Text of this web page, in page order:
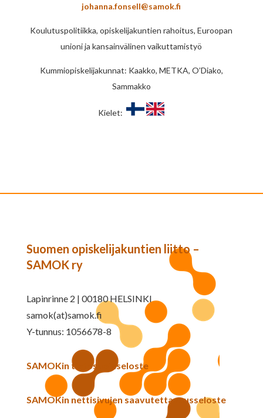
johanna.fonsell@samok.fi
Koulutuspolitiikka, opiskelijakuntien rahoitus, Euroopan
unioni ja kansainvälinen vaikuttamistyö
Kummiopiskelijakunnat: Kaakko, METKA, O’Diako,
Sammakko
Kielet:
Suomen opiskelijakuntien liitto –
SAMOK ry
Lapinrinne 2 | 00180 HELSINKI
samok(at)samok.fi
Y-tunnus: 1056678-8
SAMOKin tietosuojaseloste
SAMOKin nettisivujen saavutettavuusseloste